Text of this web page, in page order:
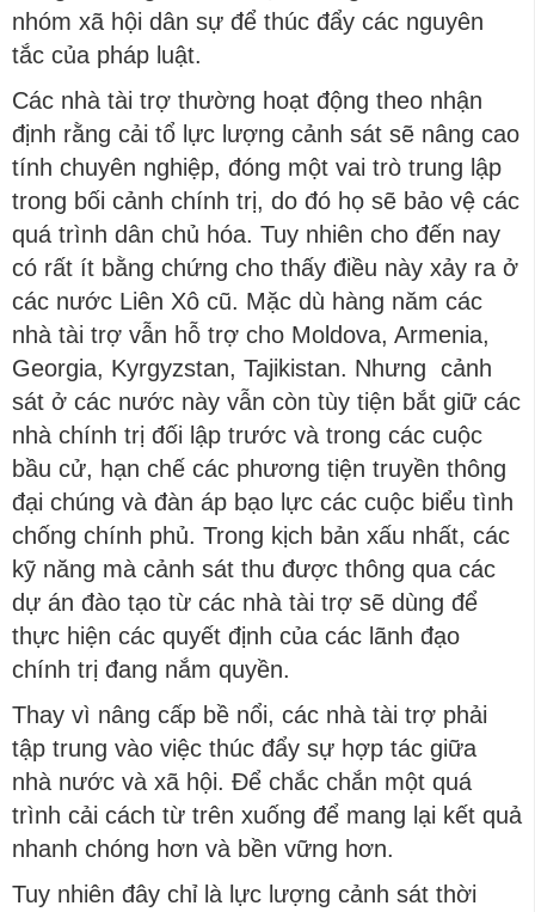
nhóm xã hội dân sự để thúc đẩy các nguyên
tắc của pháp luật.
Các nhà tài trợ thường hoạt động theo nhận
định rằng cải tổ lực lượng cảnh sát sẽ nâng cao
tính chuyên nghiệp, đóng một vai trò trung lập
trong bối cảnh chính trị, do đó họ sẽ bảo vệ các
quá trình dân chủ hóa. Tuy nhiên cho đến nay
có rất ít bằng chứng cho thấy điều này xảy ra ở
các nước Liên Xô cũ. Mặc dù hàng năm các
nhà tài trợ vẫn hỗ trợ cho Moldova, Armenia,
Georgia, Kyrgyzstan, Tajikistan. Nhưng cảnh
sát ở các nước này vẫn còn tùy tiện bắt giữ các
nhà chính trị đối lập trước và trong các cuộc
bầu cử, hạn chế các phương tiện truyền thông
đại chúng và đàn áp bạo lực các cuộc biểu tình
chống chính phủ. Trong kịch bản xấu nhất, các
kỹ năng mà cảnh sát thu được thông qua các
dự án đào tạo từ các nhà tài trợ sẽ dùng để
thực hiện các quyết định của các lãnh đạo
chính trị đang nắm quyền.
Thay vì nâng cấp bề nổi, các nhà tài trợ phải
tập trung vào việc thúc đẩy sự hợp tác giữa
nhà nước và xã hội. Để chắc chắn một quá
trình cải cách từ trên xuống để mang lại kết quả
nhanh chóng hơn và bền vững hơn.
Tuy nhiên đây chỉ là lực lượng cảnh sát thời